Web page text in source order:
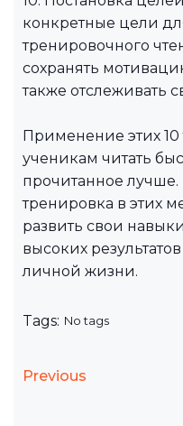
конкретные цели
тренировочного
сохранять
также отслеживать
Применение этих
ученикам читать
прочитанное лучше.
тренировка в этих
развить свои
высоких
личной жизни.
Tags: No tags
Previous